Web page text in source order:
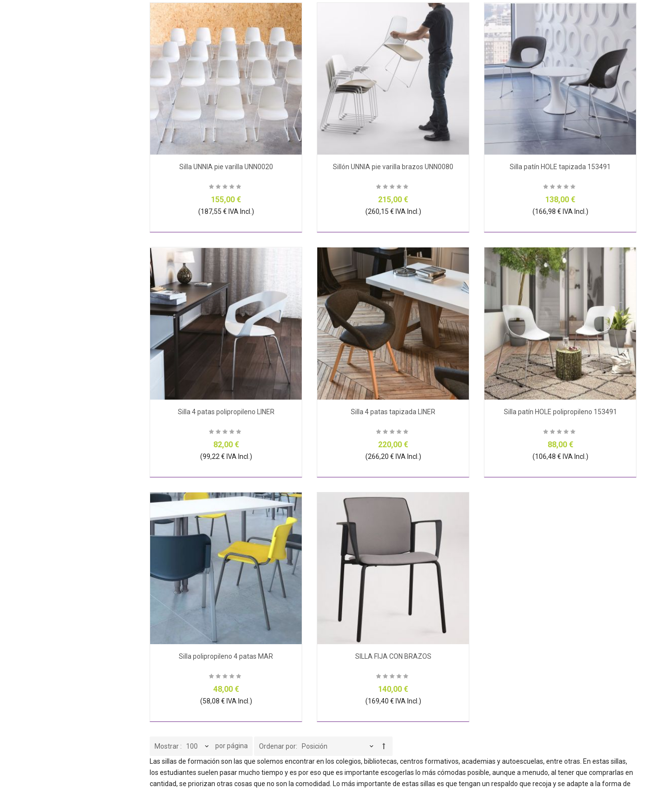
Silla UNNIA pie varilla UNN0020
155,00 €
(187,55 € IVA Incl.)
Sillón UNNIA pie varilla brazos UNN0080
215,00 €
(260,15 € IVA Incl.)
Silla patín HOLE tapizada 153491
138,00 €
(166,98 € IVA Incl.)
Silla 4 patas polipropileno LINER
82,00 €
(99,22 € IVA Incl.)
Silla 4 patas tapizada LINER
220,00 €
(266,20 € IVA Incl.)
Silla patín HOLE polipropileno 153491
88,00 €
(106,48 € IVA Incl.)
Silla polipropileno 4 patas MAR
48,00 €
(58,08 € IVA Incl.)
SILLA FIJA CON BRAZOS
140,00 €
(169,40 € IVA Incl.)
Mostrar por página
Ordenar por
Las sillas de formación son las que solemos encontrar en los colegios, bibliotecas, centros formativos, academias y autoescuelas, entre otras. En estas sillas,
los estudiantes suelen pasar mucho tiempo y es por eso que es importante escogerlas lo más cómodas posible, aunque a menudo, al tener que comprarlas en
cantidad, se priorizan otras cosas que no son la comodidad. Lo más importante de estas sillas es que tengan un respaldo que recoja y se adapte a la forma de